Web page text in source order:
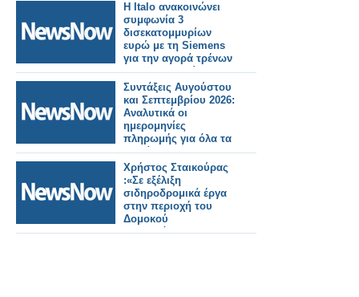
Η Italo ανακοινώνει
συμφωνία 3
δισεκατομμυρίων
ευρώ με τη Siemens
για την αγορά τρένων
για τη Γερμανία.
Συντάξεις Αυγούστου
και Σεπτεμβρίου 2026:
Αναλυτικά οι
ημερομηνίες
πληρωμής για όλα τα
Ταμεία.
Χρήστος Σταικούρας
:«Σε εξέλιξη
σιδηροδρομικά έργα
στην περιοχή του
Δομοκού
αποκατάστασης